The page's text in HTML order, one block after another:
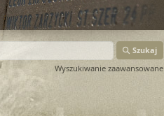
Szukaj
Wyszukiwanie zaawansowane